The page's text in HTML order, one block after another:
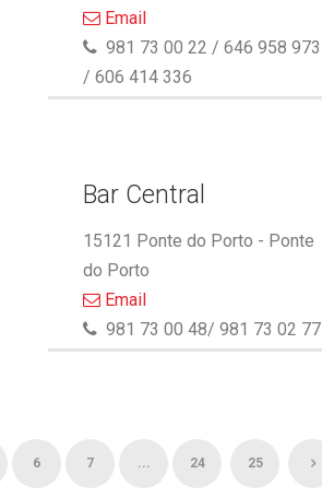
Email
981 73 00 22 / 646 958 973
/ 606 414 336
Bar Central
15121 Ponte do Porto - Ponte
do Porto
Email
981 73 00 48/ 981 73 02 77
6 7 ... 24 25